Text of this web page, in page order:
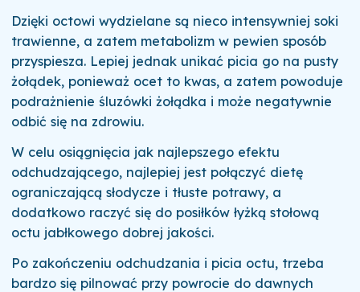
Dzięki octowi wydzielane są nieco intensywniej soki
trawienne, a zatem metabolizm w pewien sposób
przyspiesza. Lepiej jednak unikać picia go na pusty
żołądek, ponieważ ocet to kwas, a zatem powoduje
podrażnienie śluzówki żołądka i może negatywnie
odbić się na zdrowiu.
W celu osiągnięcia jak najlepszego efektu
odchudzającego, najlepiej jest połączyć dietę
ograniczającą słodycze i tłuste potrawy, a
dodatkowo raczyć się do posiłków łyżką stołową
octu jabłkowego dobrej jakości.
Po zakończeniu odchudzania i picia octu, trzeba
bardzo się pilnować przy powrocie do dawnych